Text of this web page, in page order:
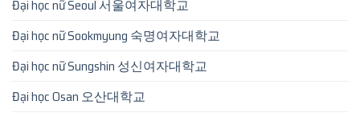
Đại học nữ Seoul 서울여자대학교
Đại học nữ Sookmyung 숙명여자대학교
Đại học nữ Sungshin 성신여자대학교
Đại học Osan 오산대학교